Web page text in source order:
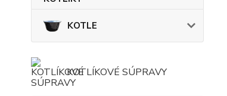
KOTLE
KOTLÍKOVÉ SÚPRAVY